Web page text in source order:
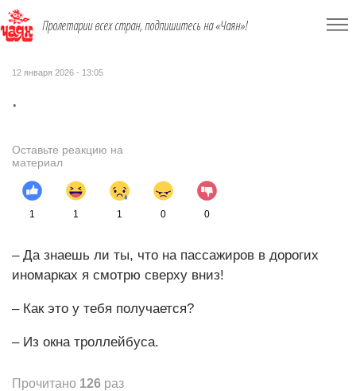
Пролетарии всех стран, подпишитесь на «Чаян»!
12 января 2026 - 13:05
.
Оставьте реакцию на
материал
1 1 1 0 0
– Да знаешь ли ты, что на пассажиров в дорогих
иномарках я смотрю сверху вниз!
– Как это у тебя получается?
– Из окна троллейбуса.
Прочитано 126 раз